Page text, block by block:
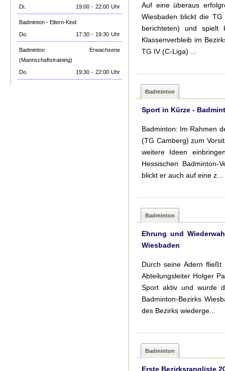
Di.
19:00 - 22:00 Uhr
Badminton - Eltern-Kind
Do.
17:30 - 19:30 Uhr
Badminton Erwachsene
(Mannschaftstraining)
Do.
19:30 - 22:00 Uhr
Auf eine überaus
Wiesbaden blickt die
berichteten) und
Klassenverbleib im
TG IV (C-Liga) ...
Badminton
Sport in Kürze -
Badminton: Im Rahmen
(TG Camberg) zum
weitere Ideen
Hessischen Badminton-
blickt er auch auf eine z...
Badminton
Ehrung und
Wiesbaden
Durch seine Adern
Abteilungsleiter Holger
Sport aktiv und wurde
Badminton-Bezirks
des Bezirks wiederge...
Badminton
Erste Bezirksrangliste